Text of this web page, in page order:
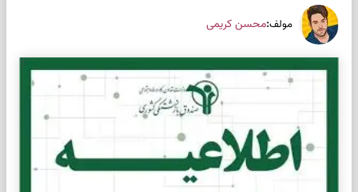
مولف:محسن کریمی